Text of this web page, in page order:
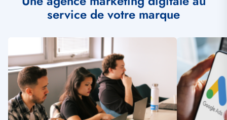
service de votre marque
Illustration
vignette